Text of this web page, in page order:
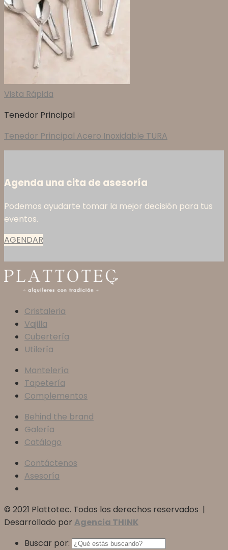
Vista Rápida
Tenedor Principal
Tenedor Principal Acero Inoxidable TURA
Agenda una cita de asesoría
Podemos ayudarte tomar la mejor decisión para tus
eventos.
AGENDAR
Cristaleria
Vajilla
Cubertería
Utilería
Mantelería
Tapetería
Complementos
Behind the brand
Galería
Catálogo
Contáctenos
Asesoría
© 2021 Plattotec. Todos los derechos reservados |
Desarrollado por Agencia THINK
Buscar por: